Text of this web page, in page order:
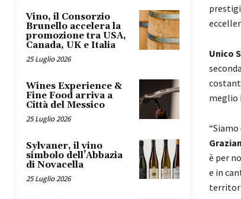
Vino, il Consorzio
Brunello accelera la
promozione tra USA,
Canada, UK e Italia
25 Luglio 2026
Wines Experience &
Fine Food arriva a
Città del Messico
25 Luglio 2026
Sylvaner, il vino
simbolo dell’Abbazia
di Novacella
25 Luglio 2026
Unico
meglio
è per
e in